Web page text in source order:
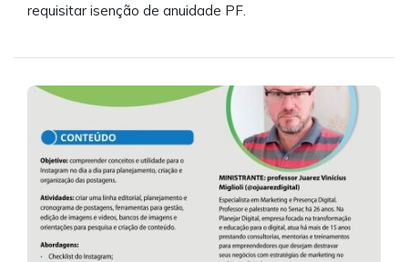
requisitar isenção de anuidade PF.